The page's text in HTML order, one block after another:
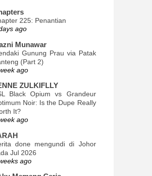
225: Penantian
ago
Munawar
Gunung Prau via Patak
(Part 2)
ago
ZULKIFLLY
Black Opium vs Grandeur
Noir: Is the Dupe Really
It?
ago
done mengundi di Johor
Jul 2026
ago